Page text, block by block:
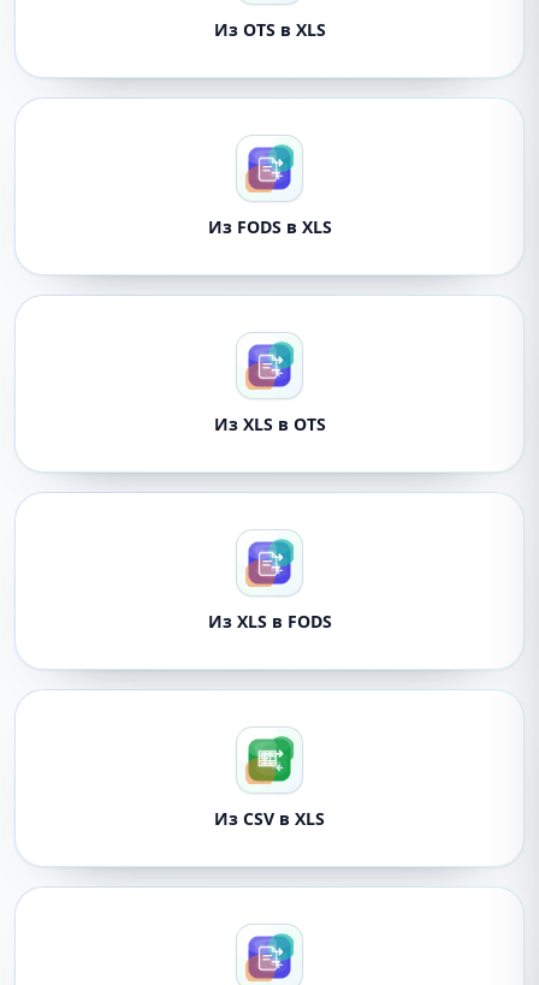
Из OTS в XLS
Из FODS в XLS
Из XLS в OTS
Из XLS в FODS
Из CSV в XLS